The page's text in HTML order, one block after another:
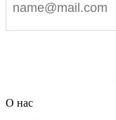
О нас